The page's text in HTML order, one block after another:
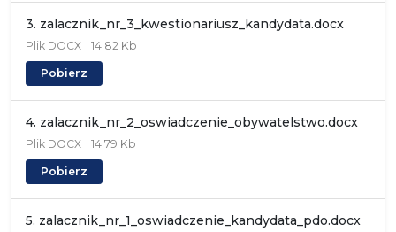
3. zalacznik_nr_3_kwestionariusz_kandydata.docx
Plik DOCX 14.82 Kb
Pobierz
4. zalacznik_nr_2_oswiadczenie_obywatelstwo.docx
Plik DOCX 14.79 Kb
Pobierz
5. zalacznik_nr_1_oswiadczenie_kandydata_pdo.docx